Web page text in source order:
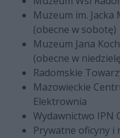
Muzeum im. Jacka
(obecne w sobotę)
Muzeum Jana
(obecne w
Radomskie
Mazowieckie
Elektrownia
Wydawnictwo IPN
Prywatne oficyny i